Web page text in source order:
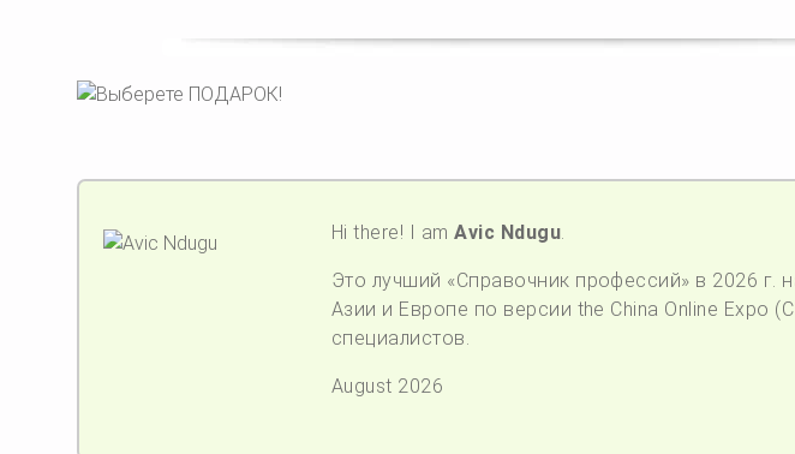
Hi there! I amAvic Ndugu
Это лучший «Справочник профессий» в 2026 г.
Азии и Европе по версии the China Online Expo
специалистов.
August 2026